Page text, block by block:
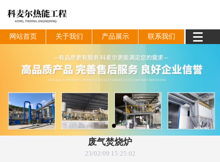
网站首页 关于我们 产品展示 联系我们
废气焚烧炉
23/02/09 15:25:02